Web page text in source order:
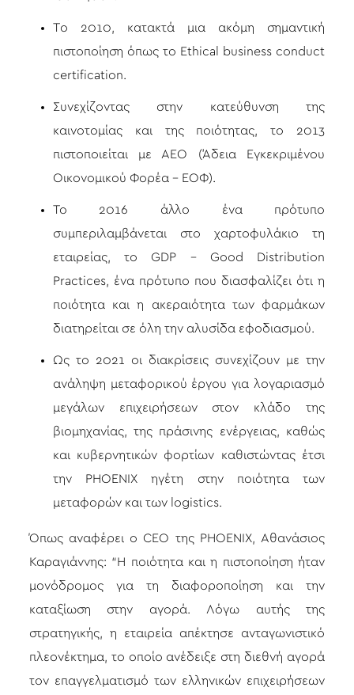
Tο 2010, κατακτά μια ακόμη σημαντική
πιστοποίηση όπως το Ethical business conduct
certification.
Συνεχίζοντας στην κατεύθυνση της
καινοτομίας και της ποιότητας, το 2013
πιστοποιείται με ΑΕΟ (Άδεια Εγκεκριμένου
Οικονομικού Φορέα – ΕΟΦ).
Το 2016 άλλο ένα πρότυπο
συμπεριλαμβάνεται στο χαρτοφυλάκιο τη
εταιρείας, το GDP – Good Distribution
Practices, ένα πρότυπο που διασφαλίζει ότι η
ποιότητα και η ακεραιότητα των φαρμάκων
διατηρείται σε όλη την αλυσίδα εφοδιασμού.
Ως το 2021 οι διακρίσεις συνεχίζουν με την
ανάληψη μεταφορικού έργου για λογαριασμό
μεγάλων επιχειρήσεων στον κλάδο της
βιομηχανίας, της πράσινης ενέργειας, καθώς
και κυβερνητικών φορτίων καθιστώντας έτσι
την PHOENIX ηγέτη στην ποιότητα των
μεταφορών και των logistics.
Όπως αναφέρει ο CEO της PHOENIX, Αθανάσιος
Καραγιάννης: “Η ποιότητα και η πιστοποίηση ήταν
μονόδρομος για τη διαφοροποίηση και την
καταξίωση στην αγορά. Λόγω αυτής της
στρατηγικής, η εταιρεία απέκτησε ανταγωνιστικό
πλεονέκτημα, το οποίο ανέδειξε στη διεθνή αγορά
τον επαγγελματισμό των ελληνικών επιχειρήσεων